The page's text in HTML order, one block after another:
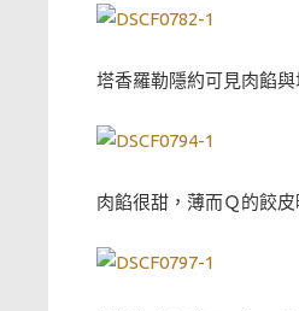
塔香羅勒隱約可見肉餡
肉餡很甜，薄而Ｑ的餃皮